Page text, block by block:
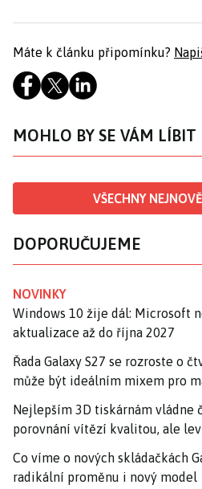
Máte k článku připomínku?
MOHLO BY SE VÁM LÍBIT
VŠECHNY
DOPORUČUJEME
NOVINKY
Windows 10 žije dál: Microsoft
aktualizace až do října 2027
Řada Galaxy S27 se rozroste o
může být ideálním mixem pro
Nejlepším 3D tiskárnám vládne
porovnání vítězí kvalitou, ale
Co víme o nových skládačkách
radikální proměnu i nový model